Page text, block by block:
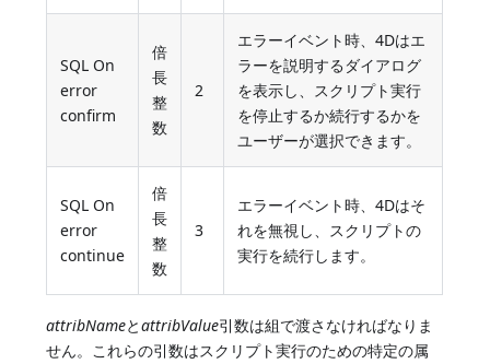
SQL On
error
confirm
倍
長
整
数
2
エラーイベント時、4Dはエ
ラーを説明するダイアログ
を表示し、スクリプト実行
を停止するか続行するかを
ユーザーが選択できます。
SQL On
error
continue
倍
長
整
数
3
エラーイベント時、4Dはそ
れを無視し、スクリプトの
実行を続行します。
attribNameとattribValue引数は組で渡さなければなりま
せん。これらの引数はスクリプト実行のための特定の属